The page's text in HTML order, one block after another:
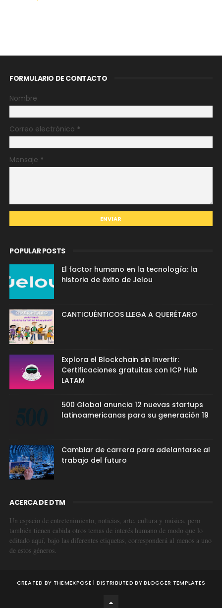
FORMULARIO DE CONTACTO
Nombre
Correo electrónico *
Mensaje *
POPULAR POSTS
El factor humano en la tecnología: la
historia de éxito de Jelou
CANTICUÉNTICOS LLEGA A QUERÉTARO
Explora el Blockchain sin Invertir:
Certificaciones gratuitas con ICP Hub
LATAM
500 Global anuncia 12 nuevas startups
latinoamericanas para su generación 19
Cambiar de carrera para adelantarse al
trabajo del futuro
ACERCA DE DTM
Un espacio de entretenimiento, noticias, arte, cultura y música, pero
también tienen cabida otros temas de interés humano de modo que lo
editado aquí, bajo las diferentes etiquetas, corresponderá al menos a uno
de estos géneros.
CREATED BY THEMEXPOSE | DISTRIBUTED BYBLOGGER TEMPLATES